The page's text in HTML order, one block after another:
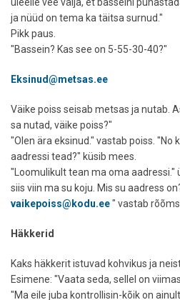
ja nüüd on tema ka täitsa surnud."
Pikk paus.
"Bassein? Kas see on 5-55-30-40?"
Eksinud@metsas.ee
Väike poiss seisab metsas ja nutab.
sa nutad, väike poiss?"
"Olen ära eksinud." vastab poiss. "No
aadressi tead?" küsib mees.
"Loomulikult tean ma oma aadressi."
siis viin ma su koju. Mis su aadress
vaikepoiss@kodu.ee" vastab
Häkkerid
Kaks häkkerit istuvad kohvikus ja
Esimene: "Vaata seda, sellel on
"Ma eile juba kontrollisin-kõik on